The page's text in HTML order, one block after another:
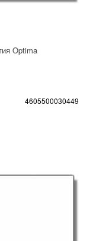
Optima
4605500030449